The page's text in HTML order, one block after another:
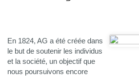
En 1824, AG a été créée dans
le but de soutenir les individus
et la société, un objectif que
nous poursuivons encore